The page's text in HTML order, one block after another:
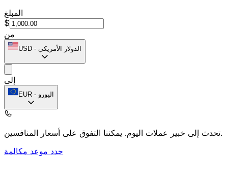
المبلغ
$
من
USD - الدولار الأمريكي
إلى
EUR - اليورو
تحدث إلى خبير عملات اليوم.يمكننا التفوق على أسعار المنافسين.
حدد موعد مكالمة